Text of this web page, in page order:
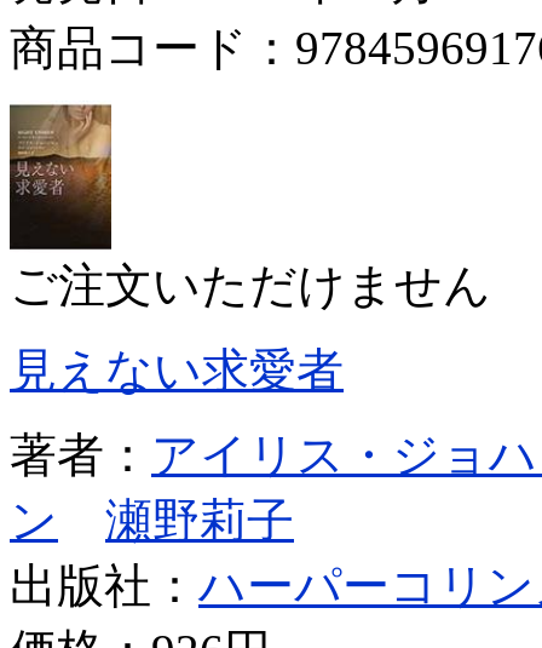
商品コード：
ご注文いただけません
見えない求愛者
著者： アイリス・ジョ
ン
瀬野莉子
出版社：ハーパーコリ